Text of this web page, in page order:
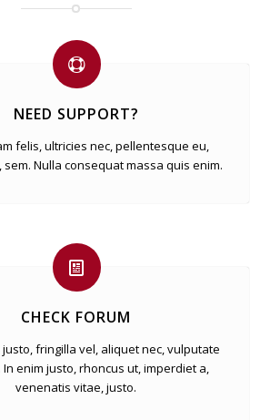
NEED SUPPORT?
felis, ultricies nec, pellentesque eu,
Nulla consequat massa quis enim.
CHECK FORUM
fringilla vel, aliquet nec, vulputate
In enim justo, rhoncus ut, imperdiet a,
venenatis vitae, justo.